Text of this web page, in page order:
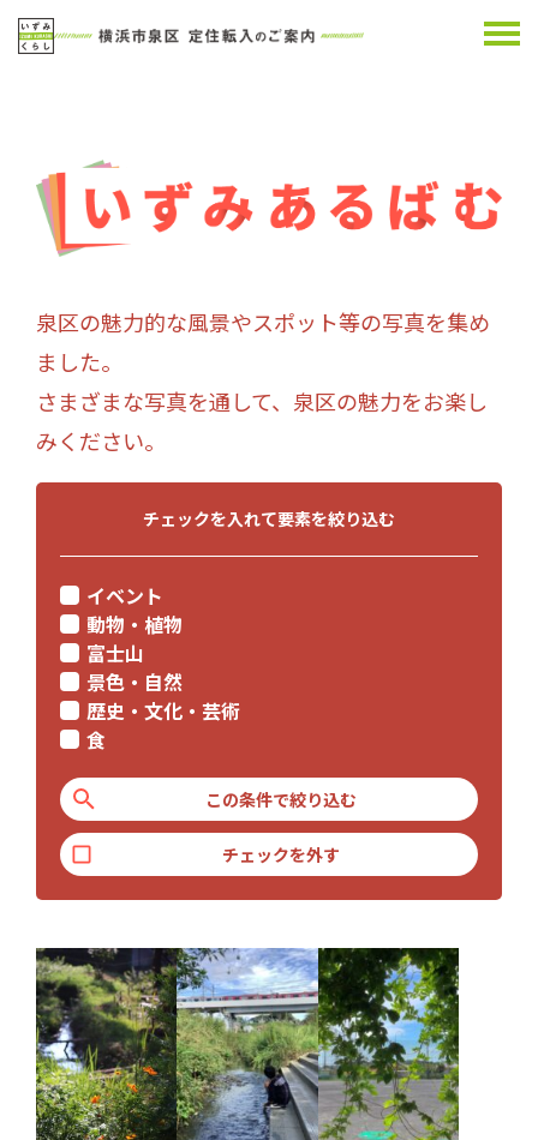
泉区の魅力的な風景やスポット等の写真を集め
ました。
さまざまな写真を通して、泉区の魅力をお楽し
みください。
チェックを入れて要素を絞り込む
イベント
動物・植物
富士山
景色・自然
歴史・文化・芸術
食
この条件で絞り込む
チェックを外す